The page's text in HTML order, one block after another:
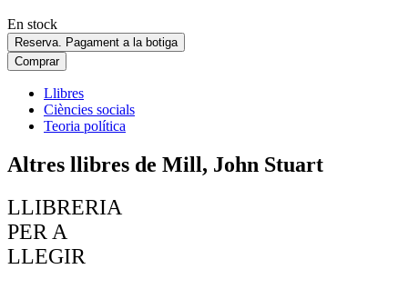
En stock
Reserva. Pagament a la botiga
Comprar
Llibres
Ciències socials
Teoria política
Altres llibres de Mill, John Stuart
LLIBRERIA
PER A
LLEGIR